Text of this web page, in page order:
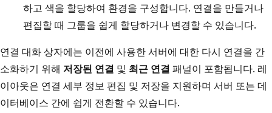
하고 색을 할당하여 환경을 구성합니다. 연결을 만들거나
편집할 때 그룹을 쉽게 할당하거나 변경할 수 있습니다.
연결 대화 상자에는 이전에 사용한 서버에 대한 다시 연결을 간
소화하기 위해 저장된 연결 및 최근 연결 패널이 포함됩니다. 레
이아웃은 연결 세부 정보 편집 및 저장을 지원하며 서버 또는 데
이터베이스 간에 쉽게 전환할 수 있습니다.